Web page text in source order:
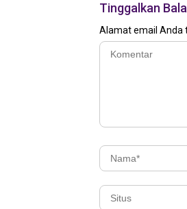
Tinggalkan
Alamat email Anda